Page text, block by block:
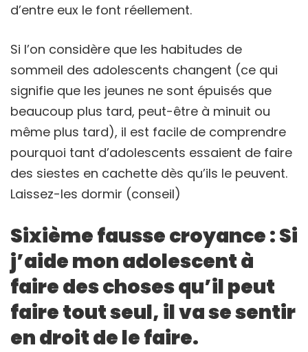
d’entre eux le font réellement.
Si l’on considère que les habitudes de
sommeil des adolescents changent (ce qui
signifie que les jeunes ne sont épuisés que
beaucoup plus tard, peut-être à minuit ou
même plus tard), il est facile de comprendre
pourquoi tant d’adolescents essaient de faire
des siestes en cachette dès qu’ils le peuvent.
Laissez-les dormir (conseil)
Sixième fausse croyance : Si
j’aide mon adolescent à
faire des choses qu’il peut
faire tout seul, il va se sentir
en droit de le faire.